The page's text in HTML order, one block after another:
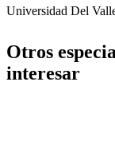
Universidad Del
Otros
interesar